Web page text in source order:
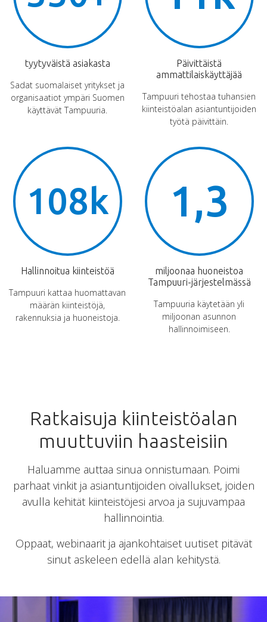
tyytyväistä asiakasta
Sadat suomalaiset yritykset ja
organisaatiot ympäri Suomen
käyttävät Tampuuria.
Päivittäistä
ammattilaiskäyttäjää
Tampuuri tehostaa tuhansien
kiinteistöalan asiantuntijoiden
työtä päivittäin.
108k
Hallinnoitua kiinteistöä
Tampuuri kattaa huomattavan
määrän kiinteistöjä,
rakennuksia ja huoneistoja.
1,3
miljoonaa huoneistoa
Tampuuri-järjestelmässä
Tampuuria käytetään yli
miljoonan asunnon
hallinnoimiseen.
Ratkaisuja kiinteistöalan
muuttuviin haasteisiin
Haluamme auttaa sinua onnistumaan. Poimi
parhaat vinkit ja asiantuntijoiden oivallukset, joiden
avulla kehität kiinteistöjesi arvoa ja sujuvampaa
hallinnointia.
Oppaat, webinaarit ja ajankohtaiset uutiset pitävät
sinut askeleen edellä alan kehitystä.